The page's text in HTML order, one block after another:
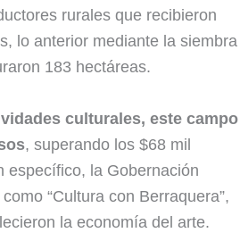
rurales que recibieron
lo anterior mediante la siembra
183 hectáreas.
culturales, este campo
, superando los $68 mil
específico, la Gobernación
“Cultura con Berraquera”,
la economía del arte.